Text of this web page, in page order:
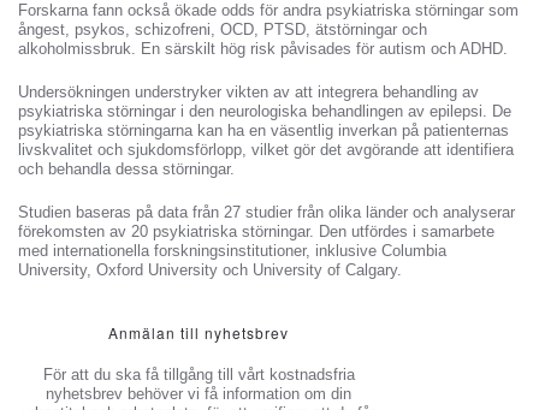
Forskarna fann också ökade odds för andra psykiatriska störningar som
ångest, psykos, schizofreni, OCD, PTSD, ätstörningar och
alkoholmissbruk. En särskilt hög risk påvisades för autism och ADHD.
Undersökningen understryker vikten av att integrera behandling av
psykiatriska störningar i den neurologiska behandlingen av epilepsi. De
psykiatriska störningarna kan ha en väsentlig inverkan på patienternas
livskvalitet och sjukdomsförlopp, vilket gör det avgörande att identifiera
och behandla dessa störningar.
Studien baseras på data från 27 studier från olika länder och analyserar
förekomsten av 20 psykiatriska störningar. Den utfördes i samarbete
med internationella forskningsinstitutioner, inklusive Columbia
University, Oxford University och University of Calgary.
Anmälan till nyhetsbrev
För att du ska få tillgång till vårt kostnadsfria
nyhetsbrev behöver vi få information om din